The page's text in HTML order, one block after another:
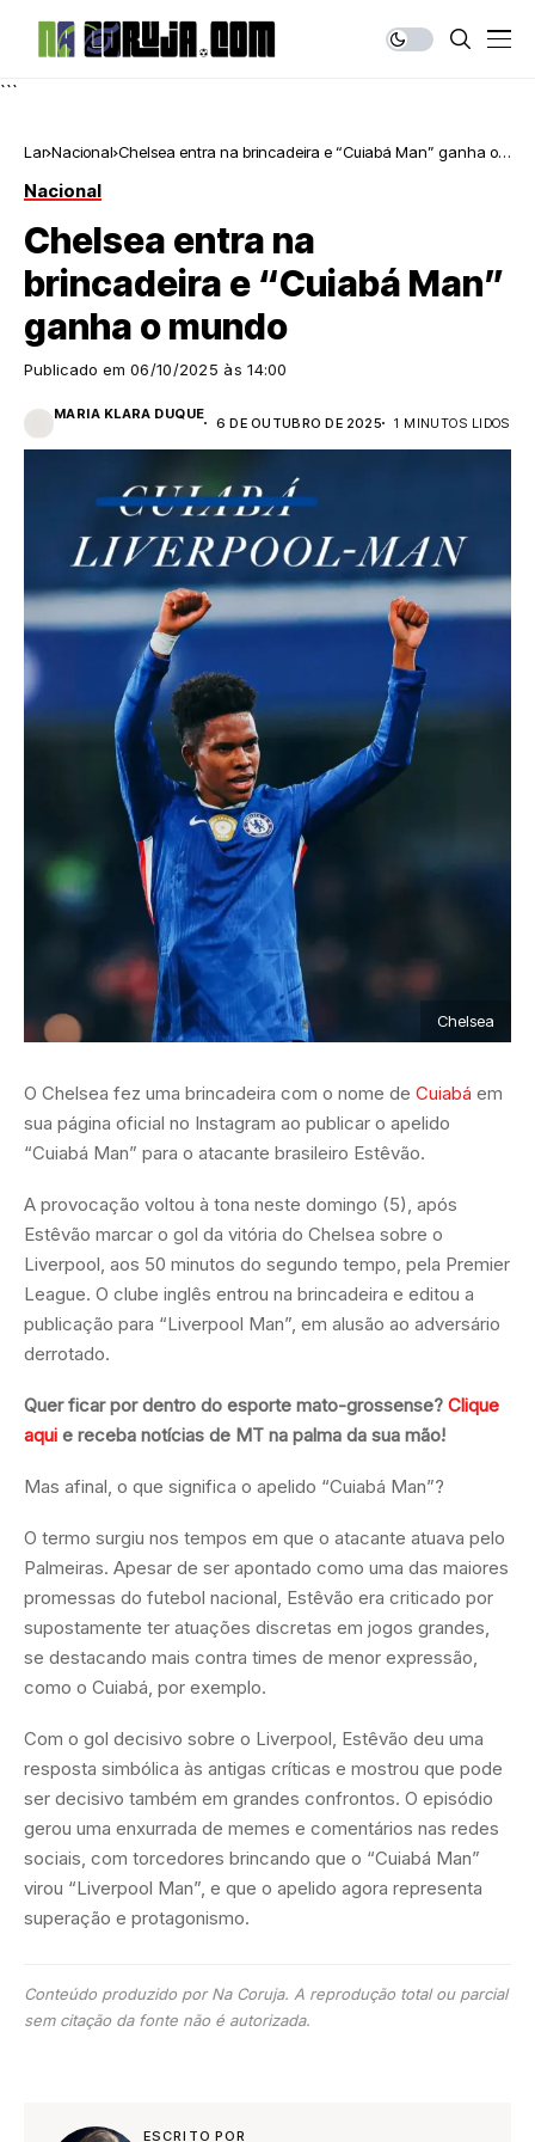
```
Lar Nacional Chelsea entra na brincadeira e “Cuiabá Man” ganha o
Nacional
Chelsea entra na
brincadeira e “Cuiabá Man”
ganha o mundo
Publicado em 06/10/2025 às 14:00
MARIA KLARA DUQUE
6 DE OUTUBRO DE 2025 1 MINUTOS LIDOS
Chelsea
O Chelsea fez uma brincadeira com o nome de Cuiabá em
sua página oficial no Instagram ao publicar o apelido
“Cuiabá Man” para o atacante brasileiro Estêvão.
A provocação voltou à tona neste domingo (5), após
Estêvão marcar o gol da vitória do Chelsea sobre o
Liverpool, aos 50 minutos do segundo tempo, pela Premier
League. O clube inglês entrou na brincadeira e editou a
publicação para “Liverpool Man”, em alusão ao adversário
derrotado.
Quer ficar por dentro do esporte mato-grossense? Clique
aqui e receba notícias de MT na palma da sua mão!
Mas afinal, o que significa o apelido “Cuiabá Man”?
O termo surgiu nos tempos em que o atacante atuava pelo
Palmeiras. Apesar de ser apontado como uma das maiores
promessas do futebol nacional, Estêvão era criticado por
supostamente ter atuações discretas em jogos grandes,
se destacando mais contra times de menor expressão,
como o Cuiabá, por exemplo.
Com o gol decisivo sobre o Liverpool, Estêvão deu uma
resposta simbólica às antigas críticas e mostrou que pode
ser decisivo também em grandes confrontos. O episódio
gerou uma enxurrada de memes e comentários nas redes
sociais, com torcedores brincando que o “Cuiabá Man”
virou “Liverpool Man”, e que o apelido agora representa
superação e protagonismo.
Conteúdo produzido por Na Coruja. A reprodução total ou parcial
sem citação da fonte não é autorizada.
ESCRITO POR